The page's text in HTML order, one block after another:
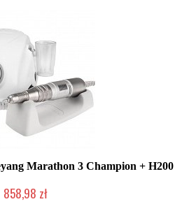
Marathon 3 Champion + H200
858,98 zł